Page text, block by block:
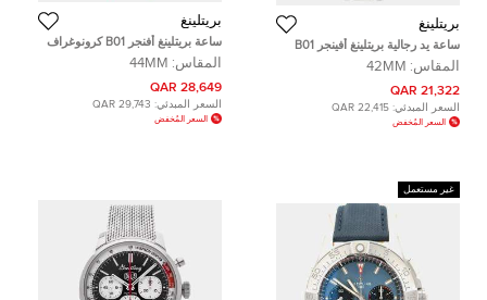
بريتلينغ
ساعة يد رجالية بريتلينغ أفينجر B01
كرونوجراف 42 AB0146101C1A1
أوتوماتيك زرقاء ستانلس ستيل 42 مم
المقاس: 42MM
21,322 QAR
السعر المبدئي: 22,415 QAR
السعر المُخفض
بريتلينغ
ساعة بريتلينغ أفنجر B01 كرونوغراف
دوست ديفلز SB01473A1B1X1
مستعملة
المقاس: 44MM
28,649 QAR
السعر المبدئي: 29,743 QAR
السعر المُخفض
غير مستعمل